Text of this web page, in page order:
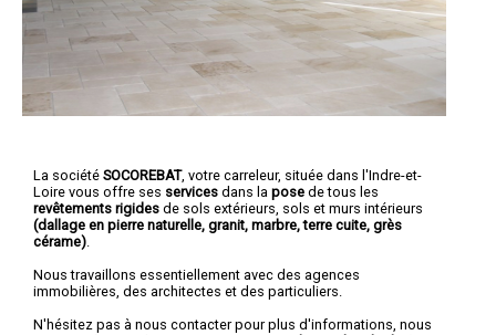
La société SOCOREBAT, votre carreleur, située dans l'Indre-et-
Loire vous offre ses services dans la pose de tous les
revêtements rigides de sols extérieurs, sols et murs intérieurs
(dallage en pierre naturelle, granit, marbre, terre cuite, grès
cérame)
Nous travaillons essentiellement avec des agences
immobilières, des architectes et des particuliers.
N'hésitez pas à nous contacter pour plus d'informations, nous